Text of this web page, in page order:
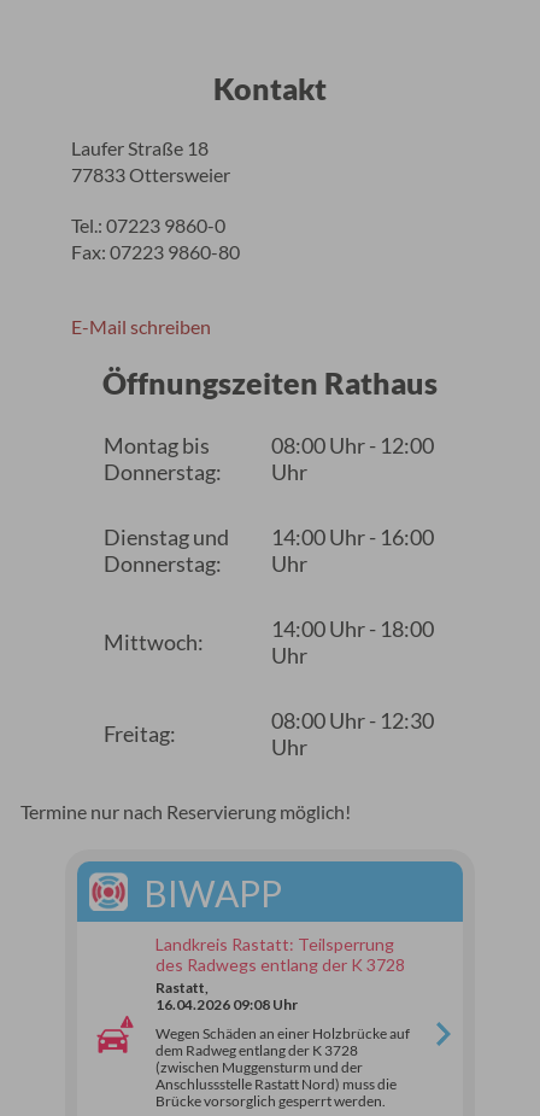
Kontakt
Laufer Straße 18
77833 Ottersweier
Tel.: 07223 9860-0
Fax: 07223 9860-80
E-Mail schreiben
Öffnungszeiten Rathaus
Montag bis
Donnerstag:
08:00 Uhr - 12:00
Uhr
Dienstag und
Donnerstag:
14:00 Uhr - 16:00
Uhr
Mittwoch:
14:00 Uhr - 18:00
Uhr
Freitag:
08:00 Uhr - 12:30
Uhr
Termine nur nach Reservierung möglich!
BIWAPP
Landkreis Rastatt: Teilsperrung
des Radwegs entlang der K 3728
Rastatt,
16.04.2026 09:08 Uhr
Wegen Schäden an einer Holzbrücke auf
dem Radweg entlang der K 3728
(zwischen Muggensturm und der
Anschlussstelle Rastatt Nord) muss die
Brücke vorsorglich gesperrt werden.